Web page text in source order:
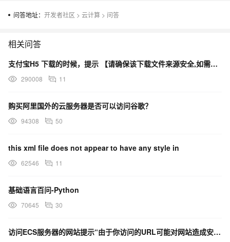
问答地址： 开发者社区 > 云计算 > 问答
相关问答
支付宝H5 下载的时候，提示 【请确保该下载文件来源安全,如需浏览,请长按网址复制后使用浏览器访问】
290008 11
购买阿里国外的云服务器是否可以访问谷歌？
94308 50
this xml file does not appear to have any style in
62546 11
基础语言百问-Python
70645 30
访问ECS服务器的网站提示“由于你访问的URL可能对网站造成安全威胁，您的访问被阻断”，这是什么原因？